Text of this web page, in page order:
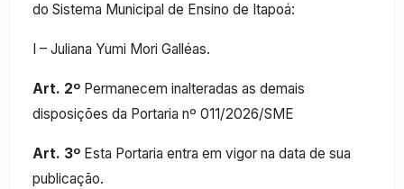
do Sistema Municipal de Ensino de Itapoá:
I – Juliana Yumi Mori Galléas.
Art. 2º Permanecem inalteradas as demais
disposições da Portaria nº 011/2026/SME
Art. 3º Esta Portaria entra em vigor na data de sua
publicação.